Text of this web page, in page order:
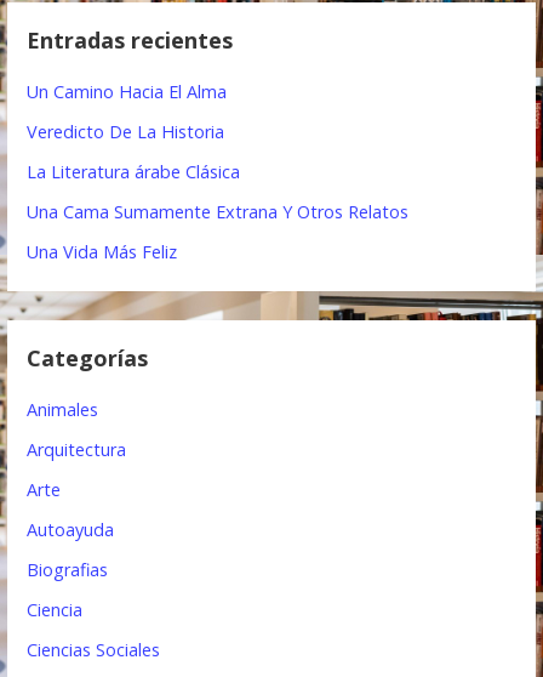
a
ó
n
d
n
d
a
Entradas recientes
Un Camino Hacia El Alma
Veredicto De La Historia
La Literatura árabe Clásica
Una Cama Sumamente Extrana Y Otros Relatos
Una Vida Más Feliz
Categorías
Animales
Arquitectura
Arte
Autoayuda
Biografias
Ciencia
Ciencias Sociales